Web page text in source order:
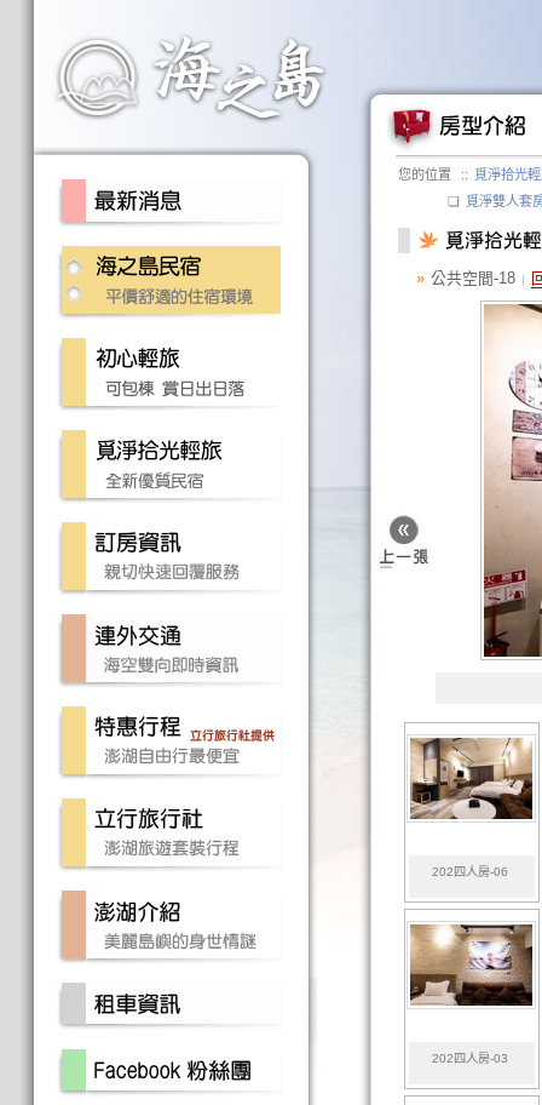
您的位置 :: 覓淨拾光
❏ 覓淨雙人套
» 公共空間-18 |
202四人房-06
202四人房-03